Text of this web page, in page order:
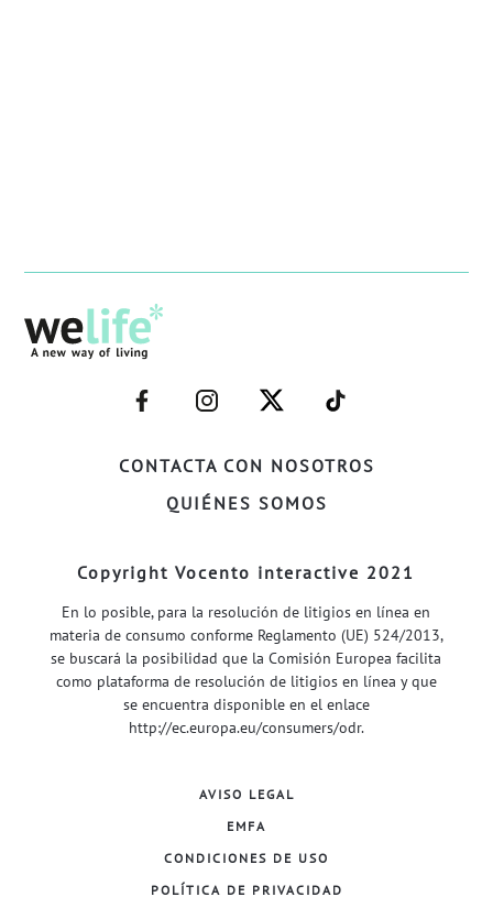
CONTACTA CON NOSOTROS
QUIÉNES SOMOS
–
FACEBOOK–
–
INSTAGRAM–
–
TWITTER–
–
WELIFE–
Copyright Vocento interactive 2021
En lo posible, para la resolución de litigios en línea en
materia de consumo conforme Reglamento (UE) 524/2013,
se buscará la posibilidad que la Comisión Europea facilita
como plataforma de resolución de litigios en línea y que
se encuentra disponible en el enlace
http://ec.europa.eu/consumers/odr.
AVISO LEGAL
EMFA
CONDICIONES DE USO
POLÍTICA DE PRIVACIDAD